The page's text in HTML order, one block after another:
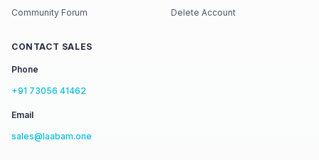
Community Forum
Delete Account
CONTACT SALES
Phone
+91 73056 41462
Email
sales@laabam.one